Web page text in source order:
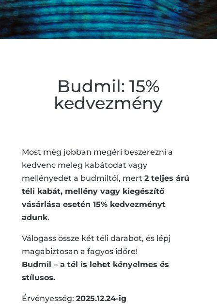
Budmil: 15%
kedvezmény
Most még jobban megéri beszerezni a
kedvenc meleg kabátodat vagy
mellényedet a budmiltól, mert 2 teljes árú
téli kabát, mellény vagy kiegészítő
vásárlása esetén 15% kedvezményt
adunk.
Válogass össze két téli darabot, és lépj
magabiztosan a fagyos időre!
Budmil – a tél is lehet kényelmes és
stílusos.
Érvényesség: 2025.12.24-ig